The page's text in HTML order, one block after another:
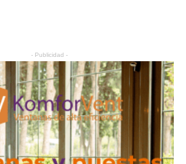
- Publicidad -